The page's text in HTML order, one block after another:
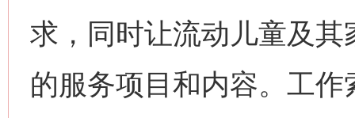
求，同时让流动儿童及
的服务项目和内容。工